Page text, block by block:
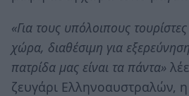
«Για τους υπόλοιπους
χώρα, διαθέσιμη για
πατρίδα μας είναι τα πάντα»
ζευγάρι Ελληνοαυστραλών, η